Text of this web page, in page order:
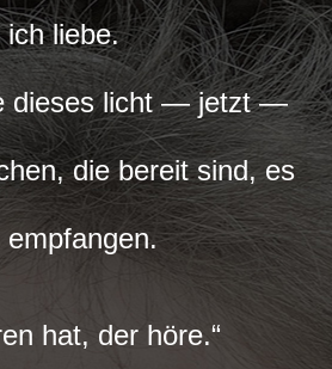
ich liebe.
dieses licht — jetzt —
die bereit sind, es
empfangen.
hat, der höre.“